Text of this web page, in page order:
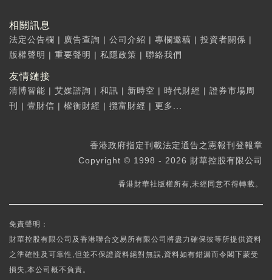
相關訊息
法定公告欄 | 廣告查詢 | 公司介紹 | 專欄邀稿 | 投資者關係 |
版權聲明 | 重要聲明 | 私隱政策 | 聯絡我們
友情鏈接
清博智能 | 艾媒諮詢 | 和訊 | 新時空 | 時代財經 | 證券市場周
刊
| 壹財信 | 權衡財經 | 攬富財經 | 更多...
香港政府指定刊載法定通告之憲報刊登報章
Copyright © 1998 - 2026 財華控股有限公司
香港財華社版權所有,未經同意不得轉載。
免責聲明：
財華控股有限公司及香港聯合交易所有限公司將盡力確保彼等所提供資料
之準確性及可靠性,但並不保證資料絕對無誤,資料如有錯漏而令閣下蒙受
損失,本公司概不負責。